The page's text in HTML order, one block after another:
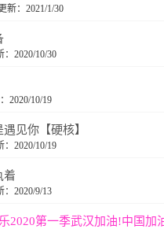
新：2021/1/30
：2020/10/30
2020/10/19
见你【硬核】
：2020/10/19
着
：2020/9/13
2020第一季武汉加油!中国加